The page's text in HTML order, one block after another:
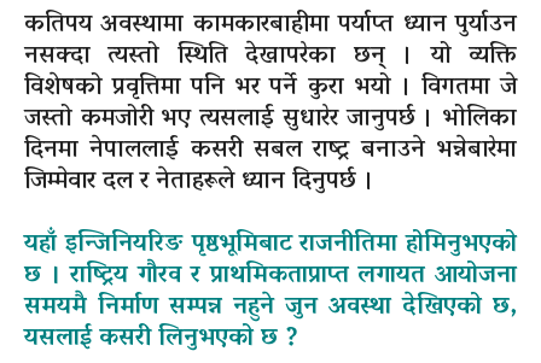
कतिपय अवस्थामा कामकारबाहीमा पर्याप्त ध्यान पुर्याउन
नसक्दा त्यस्तो स्थिति देखापरेका छन् । यो व्यक्ति
विशेषको प्रवृत्तिमा पनि भर पर्ने कुरा भयो । विगतमा जे
जस्तो कमजोरी भए त्यसलाई सुधारेर जानुपर्छ । भोलिका
दिनमा नेपाललाई कसरी सबल राष्ट्र बनाउने भन्नेबारेमा
जिम्मेवार दल र नेताहरूले ध्यान दिनुपर्छ ।
यहाँ इन्जिनियरिङ पृष्ठभूमिबाट राजनीतिमा होमिनुभएको
छ । राष्ट्रिय गौरव र प्राथमिकताप्राप्त लगायत आयोजना
समयमै निर्माण सम्पन्न नहुने जुन अवस्था देखिएको छ,
यसलाई कसरी लिनुभएको छ ?